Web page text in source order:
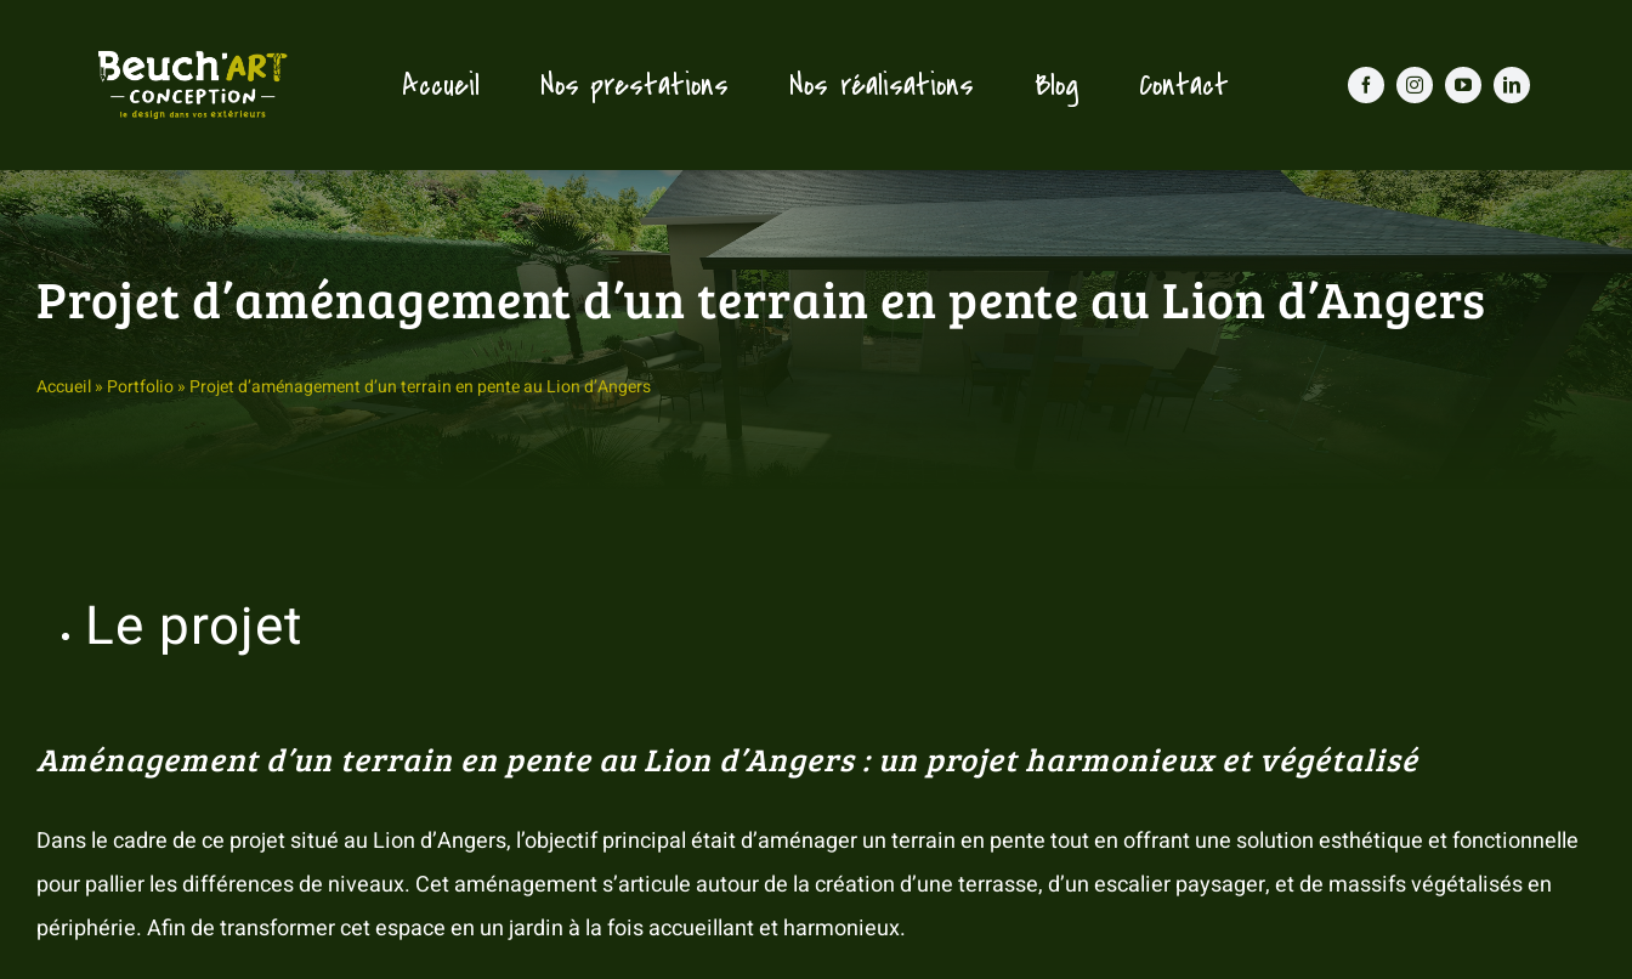
Accueil Nos prestations Nos réalisations Blog Contact
Projet d’aménagement d’un terrain en pente au Lion d’Angers
Accueil» Portfolio» Projet d’aménagement d’un terrain en pente au Lion d’Angers
Le projet
Aménagement d’un terrain en pente au Lion d’Angers : un projet harmonieux et végétalisé
Dans le cadre de ce projet situé au Lion d’Angers, l’objectif principal était d’aménager un terrain en pente tout en offrant une solution esthétique et fonctionnelle
pour pallier les différences de niveaux. Cet aménagement s’articule autour de la création d’une terrasse, d’un escalier paysager, et de massifs végétalisés en
périphérie. Afin de transformer cet espace en un jardin à la fois accueillant et harmonieux.